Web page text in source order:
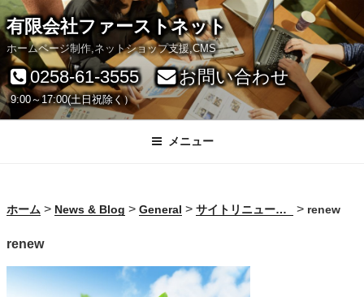
コ
ン
テ
ン
ツ
ッ
プ
有限会社ファーストネット
ホームページ制作,ネットショップ支援,CMS
0258-61-3555
9:00～17:00(土日祝除く）
お問い合わせ
メニュー
ホーム > News & Blog > General > サイトリニューアルのお知らせ > renew
renew